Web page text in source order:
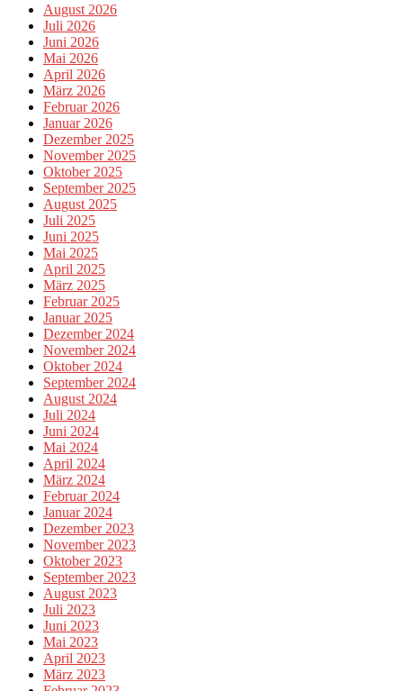
August 2026
Juli 2026
Juni 2026
Mai 2026
April 2026
März 2026
Februar 2026
Januar 2026
Dezember 2025
November 2025
Oktober 2025
September 2025
August 2025
Juli 2025
Juni 2025
Mai 2025
April 2025
März 2025
Februar 2025
Januar 2025
Dezember 2024
November 2024
Oktober 2024
September 2024
August 2024
Juli 2024
Juni 2024
Mai 2024
April 2024
März 2024
Februar 2024
Januar 2024
Dezember 2023
November 2023
Oktober 2023
September 2023
August 2023
Juli 2023
Juni 2023
Mai 2023
April 2023
März 2023